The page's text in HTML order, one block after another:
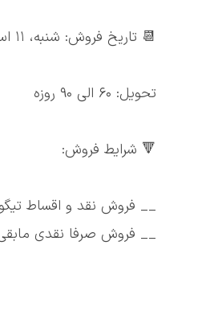
📆 تاریخ فروش: شنبه، ۱۱ اسفند
تحویل: ۶۰ الی ۹۰ روزه
🔻 شرایط فروش:
__ فروش نقد و اقساط تیگو ۸ پرو مکس آی
__ فروش صرفا نقدی